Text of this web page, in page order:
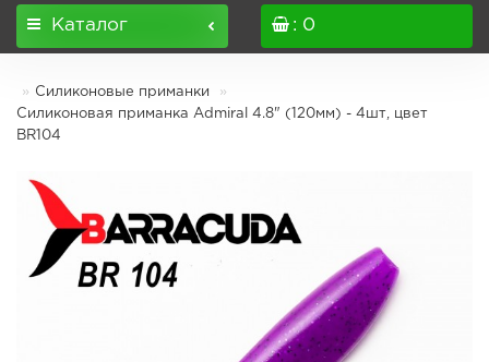
Каталог : 0
Силиконовые приманки
Силиконовая приманка Admiral 4.8" (120мм) - 4шт, цвет
BR104